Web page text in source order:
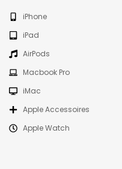
iPhone
iPad
AirPods
Macbook Pro
iMac
Apple Accessoires
Apple Watch